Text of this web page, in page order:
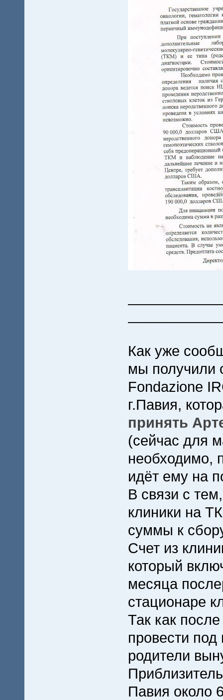
Как уже
мы получили
Fondazione
г.Павия,
принять
(сейчас для
необходимо,
идёт ему на
В связи с
клиники на
суммы к
Счет из
который
месяца
стационаре
Так как
провести
родители
Павия около